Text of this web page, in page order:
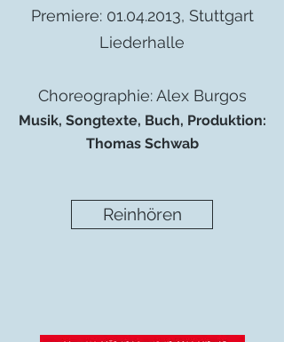
Premiere: 01.04.2013, Stuttgart
Liederhalle
Choreographie: Alex Burgos
Musik, Songtexte, Buch, Produktion:
Thomas Schwab
Reinhören